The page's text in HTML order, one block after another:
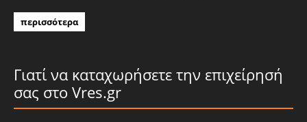
περισσότερα
Γιατί να καταχωρήσετε την επιχείρησή
σας στο Vres.gr